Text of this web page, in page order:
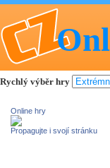
Rychlý výběr hry
Online hry
Propagujte i svojí stránku